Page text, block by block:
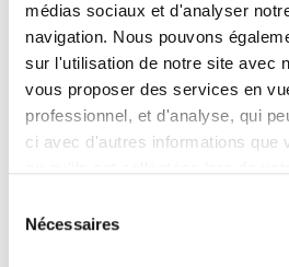
médias sociaux et d'analyser
navigation. Nous pouvons
sur l'utilisation de notre site avec
vous proposer des services en
professionnel, et d'analyse, qui
ci avec d'autres informations que
continuez à utiliser notre site Web.
Pour en savoir plus sur notre
Nécessaires